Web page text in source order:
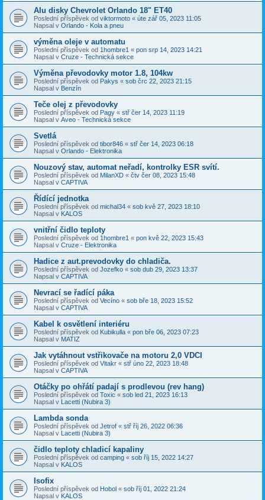
Alu disky Chevrolet Orlando 18" ET40
Poslední příspěvek od viktormoto « úte zář 05, 2023 11:05
Napsal v Orlando - Kola a pneu
výměna oleje v automatu
Poslední příspěvek od 1hombre1 « pon srp 14, 2023 14:21
Napsal v Cruze - Technická sekce
Výměna převodovky motor 1.8, 104kw
Poslední příspěvek od Pakys « sob črc 22, 2023 21:15
Napsal v Benzín
Teče olej z převodovky
Poslední příspěvek od Pagy « stř čer 14, 2023 11:19
Napsal v Aveo - Technická sekce
Svetlá
Poslední příspěvek od tibor846 « stř čer 14, 2023 06:18
Napsal v Orlando - Elektronika
Nouzový stav, automat neřadí, kontrolky ESR svítí.
Poslední příspěvek od MilanXD « čtv čer 08, 2023 15:48
Napsal v CAPTIVA
Řídící jednotka
Poslední příspěvek od michal34 « sob kvě 27, 2023 18:10
Napsal v KALOS
vnitřní čidlo teploty
Poslední příspěvek od 1hombre1 « pon kvě 22, 2023 15:43
Napsal v Cruze - Elektronika
Hadice z aut.prevodovky do chladiča.
Poslední příspěvek od Jozefko « sob dub 29, 2023 13:37
Napsal v CAPTIVA
Nevrací se řadící páka
Poslední příspěvek od Vecíno « sob bře 18, 2023 15:52
Napsal v CAPTIVA
Kabel k osvětlení interiéru
Poslední příspěvek od Kubikulla « pon bře 06, 2023 07:23
Napsal v MATIZ
Jak vytáhnout vstřikovače na motoru 2,0 VDCI
Poslední příspěvek od Vitakr « stř úno 22, 2023 18:48
Napsal v CAPTIVA
Otáčky po ohřátí padají s prodlevou (rev hang)
Poslední příspěvek od Toxic « sob led 21, 2023 16:13
Napsal v Lacetti (Nubira 3)
Lambda sonda
Poslední příspěvek od Jetrof « stř říj 26, 2022 06:36
Napsal v Lacetti (Nubira 3)
čidlo teploty chladicí kapaliny
Poslední příspěvek od camping « sob říj 15, 2022 14:27
Napsal v KALOS
Isofix
Poslední příspěvek od Hobol « sob říj 01, 2022 21:24
Napsal v KALOS